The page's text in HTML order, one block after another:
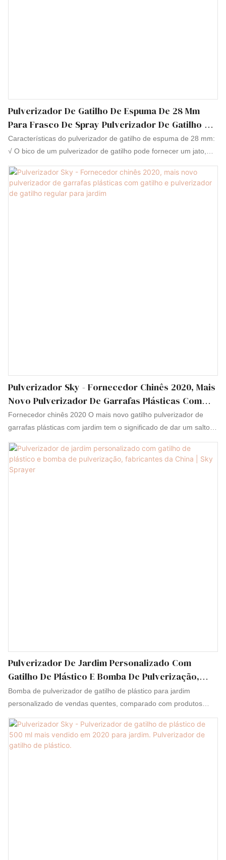
Pulverizador De Gatilho De Espuma De 28 Mm
Para Frasco De Spray Pulverizador De Gatilho De
Plástico No Atacado
Características do pulverizador de gatilho de espuma de 28 mm:
√ O bico de um pulverizador de gatilho pode fornecer um jato,
mesmo uma combinação dessas funções - tudo depende do
desempenho que você exige. √ A saída do gatilho é de 0,8 ml até
Pulverizador Sky - Fornecedor Chinês 2020, Mais
Novo Pulverizador De Garrafas Plásticas Com
Gatilho E Pulverizador De Gatilho Regular Para
Jardim
Fornecedor chinês 2020 O mais novo gatilho pulverizador de
garrafas plásticas com jardim tem o significado de dar um salto à
Além disso, ele foi projetado de acordo com o padrão nacional
Pulverizador De Jardim Personalizado Com
Gatilho De Plástico E Bomba De Pulverização,
Fabricantes Da China | Sky Sprayer
Bomba de pulverizador de gatilho de plástico para jardim
personalizado de vendas quentes, comparado com produtos
similares no mercado, ele tem vantagens incomparáveis em
termos de desempenho, qualidade, aparência, etc., e desfruta de
uma boa reputação no mercado. O Sky Sprayer resume os